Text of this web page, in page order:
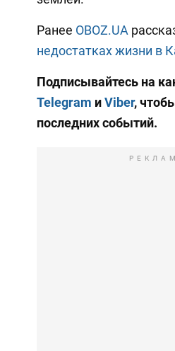
Ранее OBOZ.UA
недостатках жизни в
Подписывайтесь на
Telegram иViber,
последних событий.